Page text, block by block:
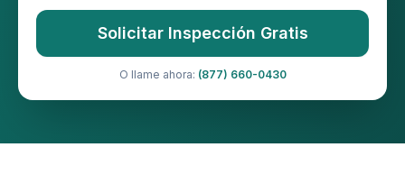
Solicitar Inspección Gratis
O llame ahora: (877) 660-0430